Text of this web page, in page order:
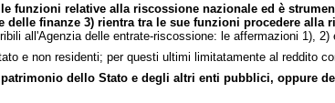
funzioni relative alla riscossione nazionale ed è
finanze 3) rientra tra le sue funzioni procedere alla
all'Agenzia delle entrate-riscossione: le affermazioni 1), 2)
e non residenti; per questi ultimi limitatamente al reddito
dello Stato e degli altri enti pubblici, oppure